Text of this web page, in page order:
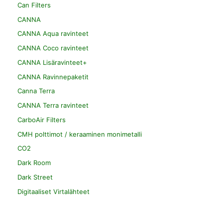
Can Filters
CANNA
CANNA Aqua ravinteet
CANNA Coco ravinteet
CANNA Lisäravinteet+
CANNA Ravinnepaketit
Canna Terra
CANNA Terra ravinteet
CarboAir Filters
CMH polttimot / keraaminen monimetalli
CO2
Dark Room
Dark Street
Digitaaliset Virtalähteet